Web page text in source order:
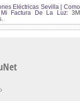
Eléctricas Sevilla | Como
Factura De La Luz:3M